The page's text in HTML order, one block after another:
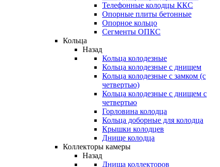
Телефонные колодцы ККС
Опорные плиты бетонные
Опорное кольцо
Сегменты ОПКС
Кольца
Назад
Кольца колодезные
Кольца колодезные с днищем
Кольца колодезные с замком (с
четвертью)
Кольца колодезные с днищем с
четвертью
Горловина колодца
Кольца доборные для колодца
Крышки колодцев
Днище колодца
Коллекторы камеры
Назад
Днища коллекторов